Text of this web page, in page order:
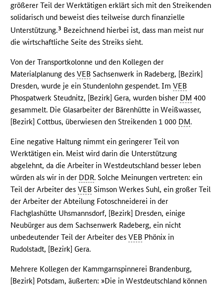
größerer Teil der Werktätigen erklärt sich mit den Streikenden
solidarisch und beweist dies teilweise durch finanzielle
Unterstützung.3 Bezeichnend hierbei ist, dass man meist nur
die wirtschaftliche Seite des Streiks sieht.
Von der Transportkolonne und den Kollegen der
Materialplanung desVEB Sachsenwerk in Radeberg, [Bezirk]
Dresden, wurde je ein Stundenlohn gespendet. ImVEB
Phospatwerk Steudnitz, [Bezirk] Gera, wurden bisher DM 400
gesammelt. Die Glasarbeiter der Bärenhütte in Weißwasser,
[Bezirk] Cottbus, überwiesen den Streikenden 1 000 DM.
Eine negative Haltung nimmt ein geringerer Teil von
Werktätigen ein. Meist wird darin die Unterstützung
abgelehnt, da die Arbeiter in Westdeutschland besser leben
würden als wir in der DDR. Solche Meinungen vertreten: ein
Teil der Arbeiter desVEB Simson Werkes Suhl, ein großer Teil
der Arbeiter der Abteilung Fotoschneiderei in der
Flachglashütte Uhsmannsdorf, [Bezirk] Dresden, einige
Neubürger aus dem Sachsenwerk Radeberg, ein nicht
unbedeutender Teil der Arbeiter desVEB Phönix in
Rudolstadt, [Bezirk] Gera.
Mehrere Kollegen der Kammgarnspinnerei Brandenburg,
[Bezirk] Potsdam, äußerten: »Die in Westdeutschland können